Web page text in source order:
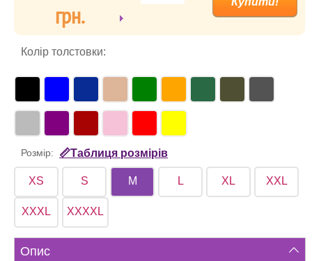
гpн.
Колір толстовки:
Розмір: 📏Таблиця розмірів
XS S M L XL XXL
XXXL XXXXL
Опис